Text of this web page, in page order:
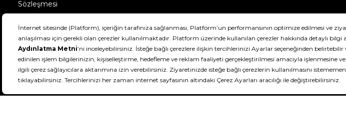
Sözleşmesi
DeFactoFIT ©️ 2022-2026. Tüm hakları saklıdır.